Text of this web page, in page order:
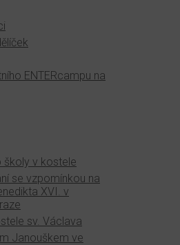
ENTERcampu na
školy v kostele
se vzpomínkou na
XVI. v
sv. Václava
Janouškem ve